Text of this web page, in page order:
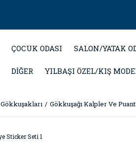
ÇOCUK ODASI SALON/YATAK
DİĞER YILBAŞI ÖZEL/KIŞ
Gökkuşakları Gökkuşağı Kalpler Ve